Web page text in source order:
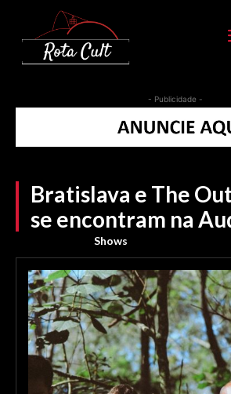
- Publicidade -
Bratislava e The
se encontram na
Shows